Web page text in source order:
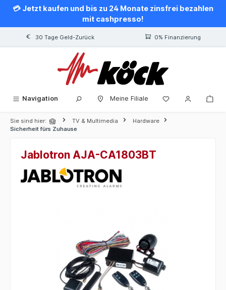
springen
💳 Jetzt kaufen und bis zu 24 Monate zinsfrei bezahlen
mit cashpresso!
30 Tage Geld-Zurück 0% Finanzierung
Navigation Meine Filiale
Sie sind hier: TV & Multimedia
Hardware
Sicherheit fürs Zuhause
Jablotron AJA-CA1803BT